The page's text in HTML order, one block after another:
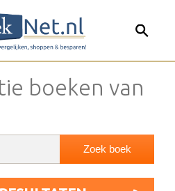
boeken van